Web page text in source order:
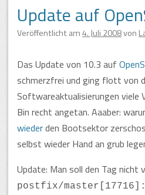
Update auf
Veröffentlicht am4. Juli 2008von
Das Update von 10.3 auf
schmerzfrei und ging flott von
Softwareaktualisierungen viele
Bin recht angetan. Aaaber:
wiederden Bootsektor
selbst wieder Hand an grub
Update: Man soll den Tag nicht
postfix/